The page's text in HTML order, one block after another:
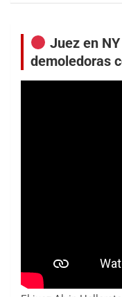
Juez en
demoledoras